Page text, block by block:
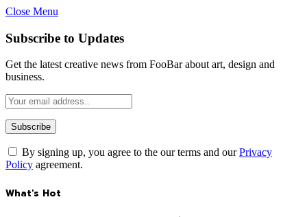
Close Menu
Subscribe to Updates
Get the latest creative news from FooBar about art, design and
business.
By signing up, you agree to the our terms and ourPrivacy
Policy agreement.
What's Hot